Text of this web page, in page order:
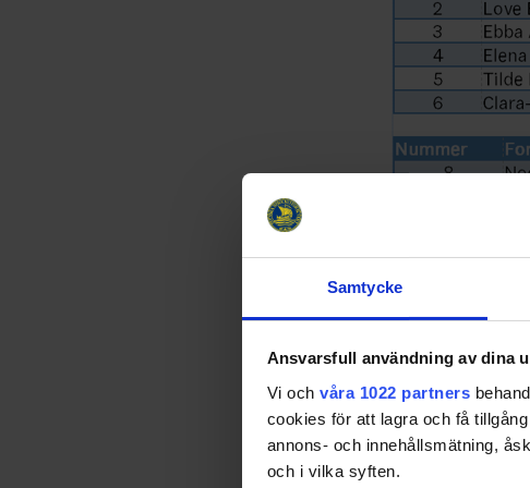
Samtycke
Ansvarsfull användning av dina
Vi och våra 1022 partners
cookies för att lagra och få
annons- och innehållsmätning,
och i vilka syften.